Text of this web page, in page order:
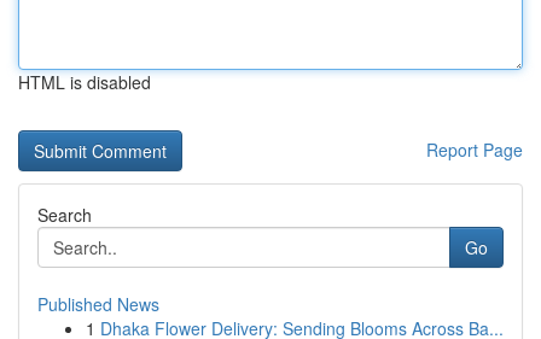
HTML is disabled
Report Page
Search
Go
Published News
1 Dhaka Flower Delivery: Sending Blooms Across Ba...